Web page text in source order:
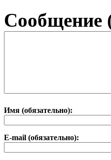
Сообщение
Имя (обязательно):
E-mail (обязательно):